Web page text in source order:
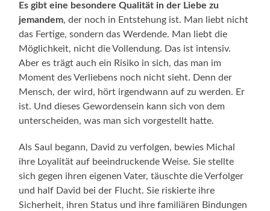
Es gibt eine besondere Qualität in der Liebe zu
jemandem, der noch in Entstehung ist. Man liebt nicht
das Fertige, sondern das Werdende. Man liebt die
Möglichkeit, nicht die Vollendung. Das ist intensiv.
Aber es trägt auch ein Risiko in sich, das man im
Moment des Verliebens noch nicht sieht. Denn der
Mensch, der wird, hört irgendwann auf zu werden. Er
ist. Und dieses Gewordensein kann sich von dem
unterscheiden, was man sich vorgestellt hatte.
Als Saul begann, David zu verfolgen, bewies Michal
ihre Loyalität auf beeindruckende Weise. Sie stellte
sich gegen ihren eigenen Vater, täuschte die Verfolger
und half David bei der Flucht. Sie riskierte ihre
Sicherheit, ihren Status und ihre familiären Bindungen